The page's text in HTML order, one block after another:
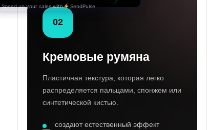
02
Кремовые румяна
Пластичная текстура, которая легко
распределяется пальцами, спонжем или
синтетической кистью.
создают естественный эффект